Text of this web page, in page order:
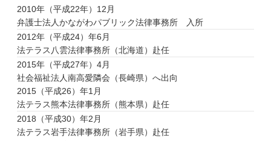
2010年（平成22年）12月
弁護士法人かながわパブリック法律事務所 入所
2012年（平成24）年6月
法テラス八雲法律事務所（北海道）赴任
2015年（平成27年）4月
社会福祉法人南高愛隣会（長崎県）へ出向
2015（平成26）年1月
法テラス熊本法律事務所（熊本県）赴任
2018（平成30）年2月
法テラス岩手法律事務所（岩手県）赴任